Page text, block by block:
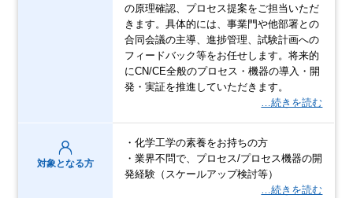
の原理確認、プロセス提案をご担当いただ
きます。具体的には、事業門や他部署との
合同会議の主導、進捗管理、試験計画への
フィードバック等をお任せします。将来的
にCN/CE全般のプロセス・機器の導入・開
発・実証を推進していただきます。
…続きを読む
対象となる方
・化学工学の素養をお持ちの方
・業界不問で、プロセス/プロセス機器の開
発経験（スケールアップ検討等）
…続きを読む